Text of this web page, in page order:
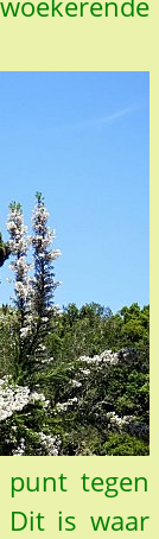
tegen
is waar